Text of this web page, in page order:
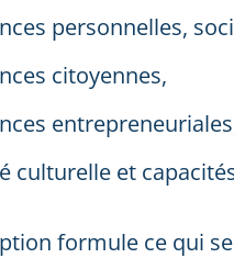
personnelles,
citoyennes,
culturelle et
formule ce qui